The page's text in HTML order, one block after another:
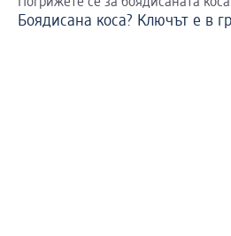
Боядисана коса? Ключът е в